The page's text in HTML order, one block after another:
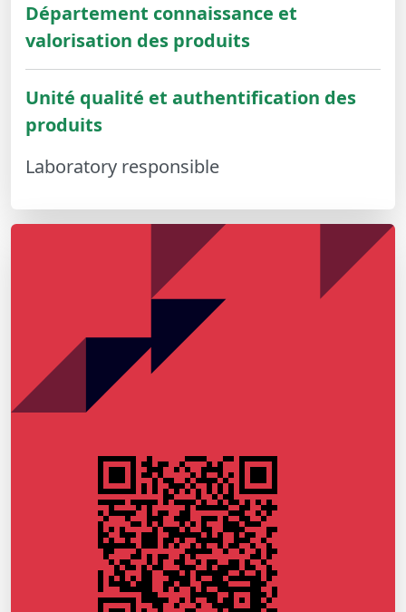
Département connaissance et
valorisation des produits
Unité qualité et authentification des
produits
Laboratory responsible